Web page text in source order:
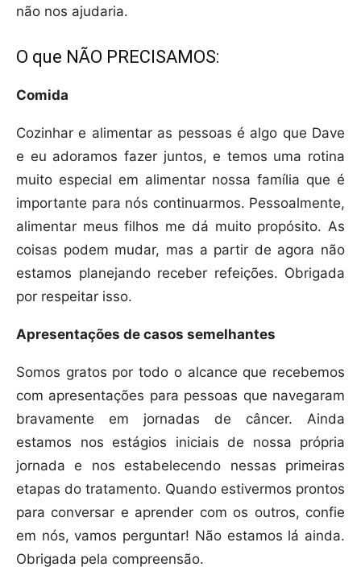
não nos ajudaria.
O que NÃO PRECISAMOS:
Comida
Cozinhar e alimentar as pessoas é algo que Dave
e eu adoramos fazer juntos, e temos uma rotina
muito especial em alimentar nossa família que é
importante para nós continuarmos. Pessoalmente,
alimentar meus filhos me dá muito propósito. As
coisas podem mudar, mas a partir de agora não
estamos planejando receber refeições. Obrigada
por respeitar isso.
Apresentações de casos semelhantes
Somos gratos por todo o alcance que recebemos
com apresentações para pessoas que navegaram
bravamente em jornadas de câncer. Ainda
estamos nos estágios iniciais de nossa própria
jornada e nos estabelecendo nessas primeiras
etapas do tratamento. Quando estivermos prontos
para conversar e aprender com os outros, confie
em nós, vamos perguntar! Não estamos lá ainda.
Obrigada pela compreensão.